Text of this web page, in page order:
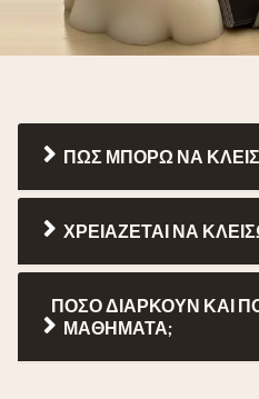
ΠΩΣ ΜΠΟΡΩ ΝΑ
ΧΡΕΙΑΖΕΤΑΙ ΝΑ
ΠΟΣΟ ΔΙΑΡΚΟΥΝ ΚΑΙ
ΜΑΘΗΜΑΤΑ;